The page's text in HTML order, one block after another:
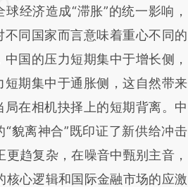
经济造成“滞胀”的统一影响，
不同国家而言意味着重心不同的
国的压力短期集中于增长侧，
短期集中于通胀侧，这自然带来
局在相机抉择上的短期背离。中
“貌离神合”既印证了新供给冲击
趋复杂，在噪音中甄别主音，
心逻辑和国际金融市场的应激